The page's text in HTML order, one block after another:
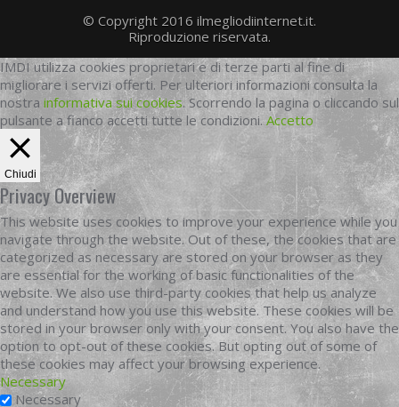
© Copyright 2016 ilmegliodiinternet.it.
Riproduzione riservata.
IMDI utilizza cookies proprietari e di terze parti al fine di
migliorare i servizi offerti. Per ulteriori informazioni consulta la
nostra informativa sui cookies. Scorrendo la pagina o cliccando sul
pulsante a fianco accetti tutte le condizioni.Accetto
Chiudi
Privacy Overview
This website uses cookies to improve your experience while you
navigate through the website. Out of these, the cookies that are
categorized as necessary are stored on your browser as they
are essential for the working of basic functionalities of the
website. We also use third-party cookies that help us analyze
and understand how you use this website. These cookies will be
stored in your browser only with your consent. You also have the
option to opt-out of these cookies. But opting out of some of
these cookies may affect your browsing experience.
Necessary
Necessary